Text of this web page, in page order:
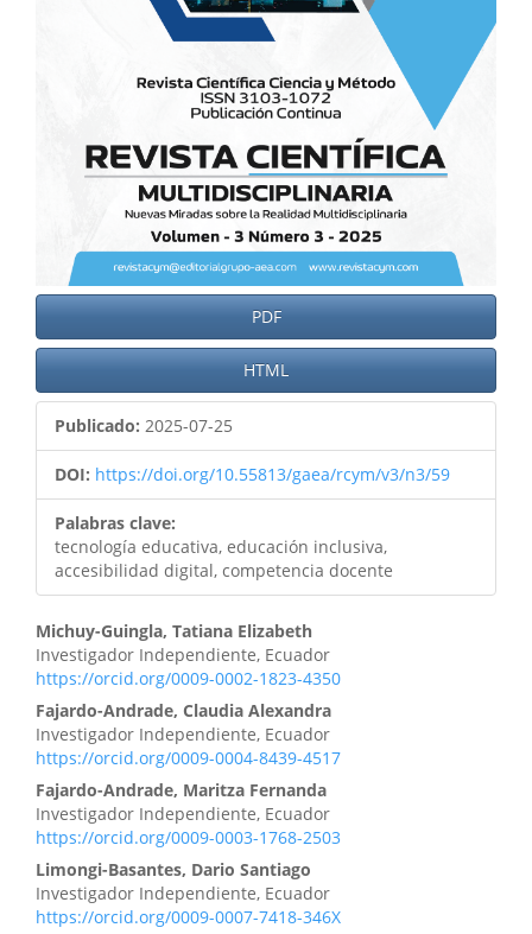
PDF
HTML
Publicado: 2025-07-25
DOI: https://doi.org/10.55813/gaea/rcym/v3/n3/59
Palabras clave:
tecnología educativa, educación inclusiva,
accesibilidad digital, competencia docente
Michuy-Guingla, Tatiana Elizabeth
Investigador Independiente, Ecuador
https://orcid.org/0009-0002-1823-4350
Fajardo-Andrade, Claudia Alexandra
Investigador Independiente, Ecuador
https://orcid.org/0009-0004-8439-4517
Fajardo-Andrade, Maritza Fernanda
Investigador Independiente, Ecuador
https://orcid.org/0009-0003-1768-2503
Limongi-Basantes, Dario Santiago
Investigador Independiente, Ecuador
https://orcid.org/0009-0007-7418-346X